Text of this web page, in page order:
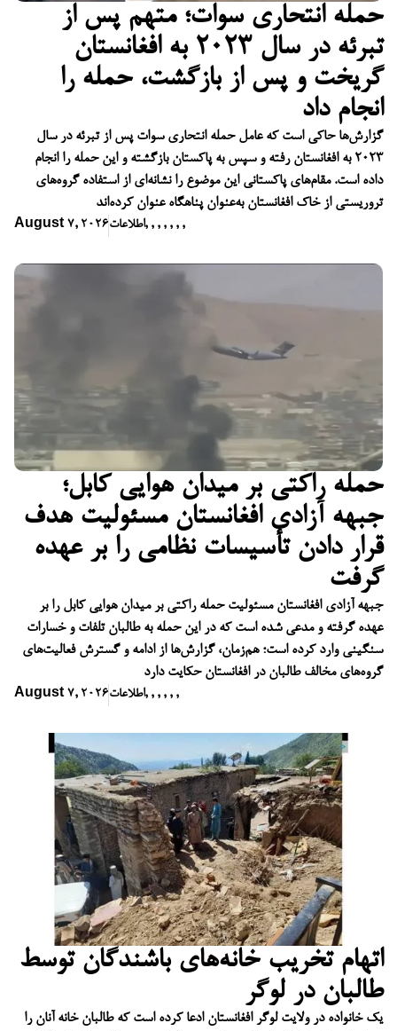
حمله انتحاری سوات؛ متهم پس از
تبرئه در سال ۲۰۲۳ به افغانستان
گریخت و پس از بازگشت، حمله را
انجام داد
گزارش‌ها حاکی است که عامل حمله انتحاری سوات پس از تبرئه در سال
۲۰۲۳ به افغانستان رفته و سپس به پاکستان بازگشته و این حمله را انجام
داده است. مقام‌های پاکستانی این موضوع را نشانه‌ای از استفاده گروه‌های
تروریستی از خاک افغانستان به‌عنوان پناهگاه عنوان کرده‌اند
August 7, 2026اطلاعات, , , , , , ,
حمله راکتی بر میدان هوایی کابل؛
جبهه آزادی افغانستان مسئولیت هدف
قرار دادن تأسیسات نظامی را بر عهده
گرفت
جبهه آزادی افغانستان مسئولیت حمله راکتی بر میدان هوایی کابل را بر
عهده گرفته و مدعی شده است که در این حمله به طالبان تلفات و خسارات
سنگینی وارد کرده است؛ هم‌زمان، گزارش‌ها از ادامه و گسترش فعالیت‌های
گروه‌های مخالف طالبان در افغانستان حکایت دارد
August 7, 2026اطلاعات, , , , , ,
اتهام تخریب خانه‌های باشندگان توسط
طالبان در لوگر
یک خانواده در ولایت لوگر افغانستان ادعا کرده است که طالبان خانه آنان را